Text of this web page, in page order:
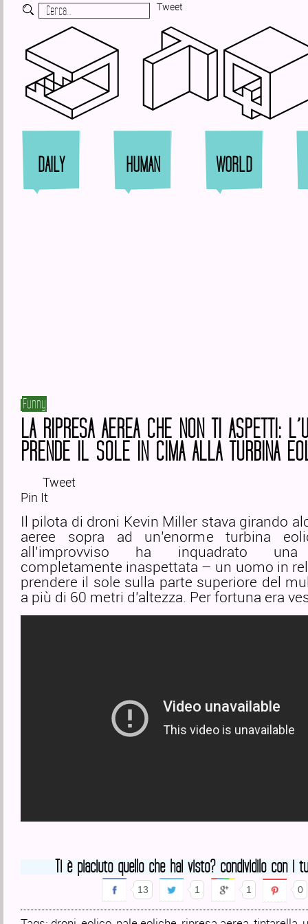
Tweet
DAILY HUMAN WORLD
Funny
LA RIPRESA AEREA CHE NON TI ASPETTI:
PRENDE IL SOLE IN CIMA ALLA TURBINA
Tweet
Pin It
Il pilota di droni Kevin Miller stava girando
aeree sopra ad un’enorme turbina
all’improvviso ha inquadrato una
completamente inaspettata – un uomo in
prendere il sole sulla parte superiore del
a più di 60 metri d’altezza. Per fortuna era
Ti è piaciuto quello che hai visto? condividilo con i
13 1 1 0